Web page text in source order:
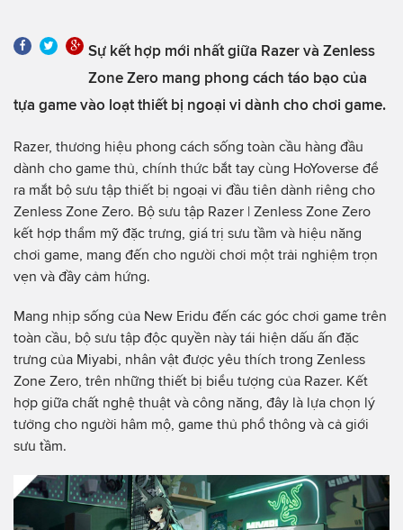
Sự kết hợp mới nhất giữa Razer và Zenless
Zone Zero mang phong cách táo bạo của
tựa game vào loạt thiết bị ngoại vi dành cho chơi game.
Razer, thương hiệu phong cách sống toàn cầu hàng đầu
dành cho game thủ, chính thức bắt tay cùng HoYoverse để
ra mắt bộ sưu tập thiết bị ngoại vi đầu tiên dành riêng cho
Zenless Zone Zero. Bộ sưu tập Razer | Zenless Zone Zero
kết hợp thẩm mỹ đặc trưng, giá trị sưu tầm và hiệu năng
chơi game, mang đến cho người chơi một trải nghiệm trọn
vẹn và đầy cảm hứng.
Mang nhịp sống của New Eridu đến các góc chơi game trên
toàn cầu, bộ sưu tập độc quyền này tái hiện dấu ấn đặc
trưng của Miyabi, nhân vật được yêu thích trong Zenless
Zone Zero, trên những thiết bị biểu tượng của Razer. Kết
hợp giữa chất nghệ thuật và công năng, đây là lựa chọn lý
tưởng cho người hâm mộ, game thủ phổ thông và cả giới
sưu tầm.